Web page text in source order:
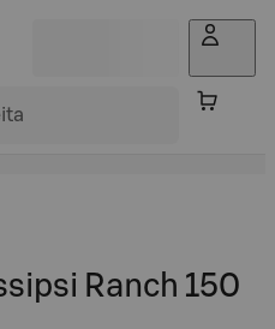
Ranch 150